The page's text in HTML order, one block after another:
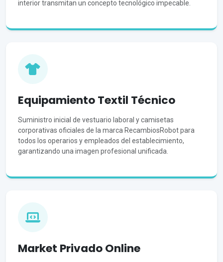
interior transmitan un concepto tecnológico impecable.
Equipamiento Textil Técnico
Suministro inicial de vestuario laboral y camisetas
corporativas oficiales de la marca RecambiosRobot para
todos los operarios y empleados del establecimiento,
garantizando una imagen profesional unificada.
Market Privado Online